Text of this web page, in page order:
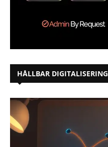
HÅLLBAR DIGITALISERING